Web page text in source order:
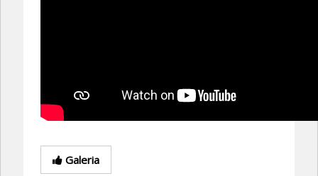
Galeria